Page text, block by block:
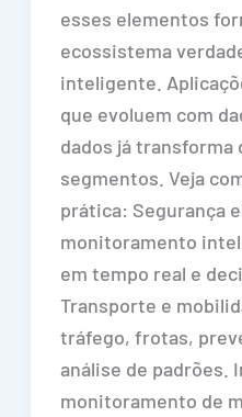
esses elementos
ecossistema
inteligente.
que evoluem com
dados já
segmentos. Veja
prática: Segurança
monitoramento
em tempo real e
Transporte e
tráfego, frotas,
análise de padrões.
monitoramento de